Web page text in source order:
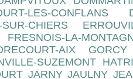
LES-CONFLANS
CHIERS
LA-
AIX GORCY
SUZEMONT
JARNY JAULNY